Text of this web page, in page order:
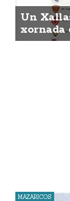
Un
xornada
MAZARICOS